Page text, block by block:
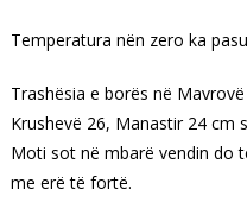
Temperatura nën zero ka
Trashësia e borës në
Krushevë 26, Manastir 24 cm
Moti sot në mbarë vendin do
me erë të fortë.